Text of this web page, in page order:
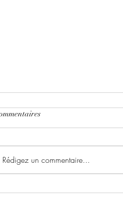
Rédigez un commentaire...